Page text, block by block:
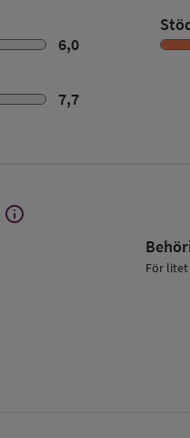
6,0
7,7
Visa
info
För